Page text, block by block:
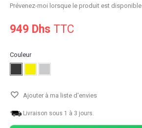
Prévenez-moi lorsque le produit est disponible
949 Dhs TTC
Couleur
Ajouter à ma liste d'envies
Livraison sous 1 à 3 jours.